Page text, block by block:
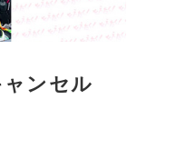
ンセル